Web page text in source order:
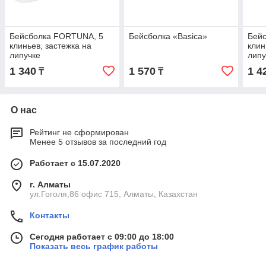
Бейсболка FORTUNA, 5
клиньев, застежка на
липучке
1 340 ₸
Бейсболка «Basica»
1 570₸ 1
О нас
Рейтинг не сформирован
Менее 5 отзывов за последний год
Работает с 15.07.2020
г. Алматы
ул.Гоголя,86 офис 715, Алматы, Казахстан
Контакты
Сегодня работает с 09:00 до 18:00
Показать весь график работы